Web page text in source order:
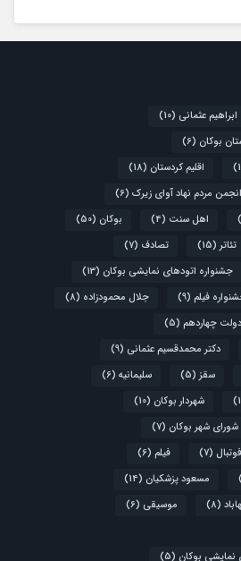
ابراهیم عثمانی (10)
بوکان (6)
اقلیم کردستان (18)
انجمن مردم نهاد آوای زیرک (6)
اهل سنت (4) بوکان (50)
تئاتر (15) تصادف (7)
جشنواره اتودهای نمایشی بوکان (13)
فیلم (9) جلال محمودزاده (8)
دولت چهاردهم (5)
دکتر محمدقسیم عثمانی (9)
سقز (5) سلیمانیه (6)
شهردار بوکان (10)
شورای شهر بوکان (7)
فوتبال (7) فیلم (6)
مسعود پزشکیان (14)
(8) موسیقی (6)
نمایشی بوکان (5)